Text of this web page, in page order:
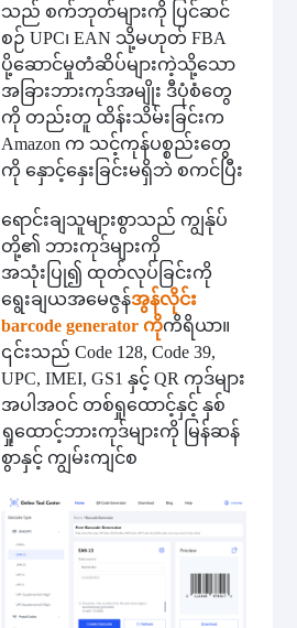
သည် စက်ဘုတ်များကို ပြင်ဆင်
စဉ် UPC၊ EAN သို့မဟုတ် FBA
ပို့ဆောင်မှုတံဆိပ်များကဲ့သို့သော
အခြားဘားကုဒ်အမျိုး ဒီပုံစံတွေ
ကို တည်းတူ ထိန်းသိမ်းခြင်းက
Amazon က သင့်ကုန်ပစ္စည်းတွေ
ကို နှောင့်နှေးခြင်းမရှိဘဲ စကင်ပြီး
ရောင်းချသူများစွာသည် ကျွန်ုပ်
တို့၏ ဘားကုဒ်များကို
အသုံးပြု၍ ထုတ်လုပ်ခြင်းကို
ရွေးချယအမေဇွန်အွန်လိုင်း
barcode generator ကိုကိရိယာ။
၎င်းသည် Code 128, Code 39,
UPC, IMEI, GS1 နှင့် QR ကုဒ်များ
အပါအဝင် တစ်ရှုထောင့်နှင့် နှစ်
ရှုထောင့်ဘားကုဒ်များကို မြန်ဆန်
စွာနှင့် ကျွမ်းကျင်စ